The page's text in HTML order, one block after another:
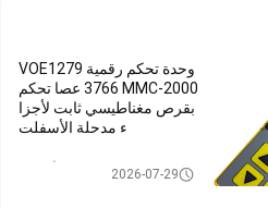
وحدة تحكم رقمية VOE1279
3766 MMC-2000 عصا تحكم
بقرص مغناطيسي ثابت لأجزا
ء مدحلة الأسفلت
قطع غيار رصف الأسفلت
2026-07-29